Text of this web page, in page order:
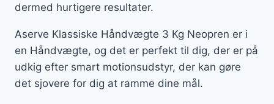
dermed hurtigere resultater.
Aserve Klassiske Håndvægte 3 Kg Neopren er i
en Håndvægte, og det er perfekt til dig, der er på
udkig efter smart motionsudstyr, der kan gøre
det sjovere for dig at ramme dine mål.